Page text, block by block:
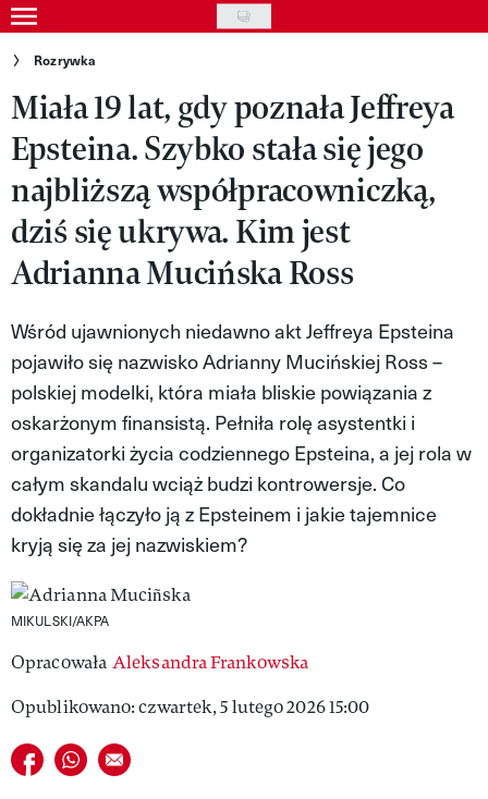
Skip
to
content
Wydarzenia
Rozrywka
Na ekranie
Piosenka
VIVA!ART
VIVA!MODA
VIVA!LIFESTYLE
VIVA!MAN
VIVA!PEOPLE POWER
VIVA!ITAKA
MAGAZYN VIVA!
Rozrywka
Miała 19 lat, gdy poznała Jeffreya
Epsteina. Szybko stała się jego
najbliższą współpracowniczką,
dziś się ukrywa. Kim jest
Adrianna Mucińska Ross
Wśród ujawnionych niedawno akt Jeffreya Epsteina
pojawiło się nazwisko Adrianny Mucińskiej Ross –
polskiej modelki, która miała bliskie powiązania z
oskarżonym finansistą. Pełniła rolę asystentki i
organizatorki życia codziennego Epsteina, a jej rola w
całym skandalu wciąż budzi kontrowersje. Co
dokładnie łączyło ją z Epsteinem i jakie tajemnice
kryją się za jej nazwiskiem?
MIKULSKI/AKPA
Opracowała Aleksandra Frankowska
Opublikowano: czwartek, 5 lutego 2026 15:00
Udostępnij na facebook
Udostępnij na whatsapp
E-mail do przyjaciela